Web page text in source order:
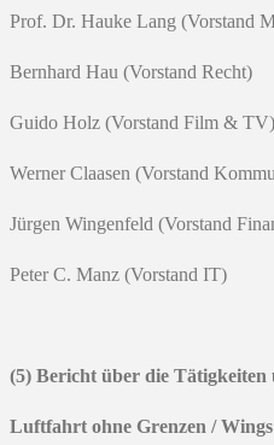
Prof. Dr. Hauke Lang (Vorstand
Bernhard Hau (Vorstand Recht)
Guido Holz (Vorstand Film & TV)
Werner Claasen (Vorstand
Jürgen Wingenfeld (Vorstand
Peter C. Manz (Vorstand IT)
(5) Bericht über die Tätigkeiten
Luftfahrt ohne Grenzen /